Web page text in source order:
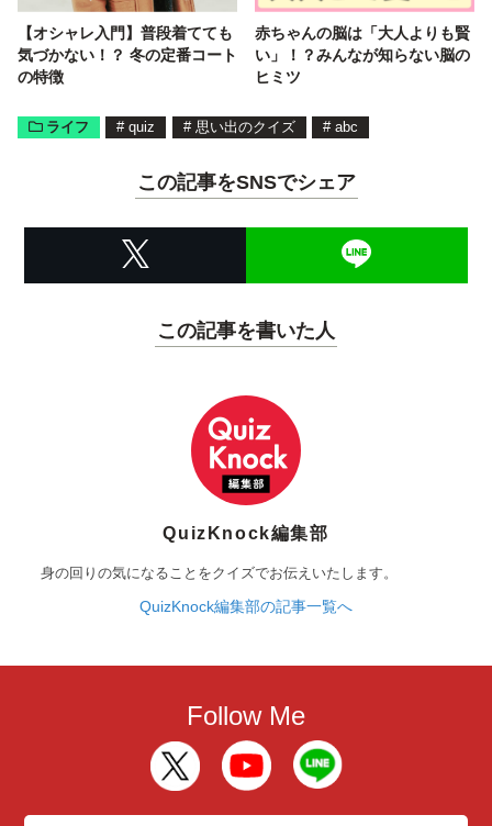
【オシャレ入門】普段着てても
気づかない！？ 冬の定番コート
の特徴
赤ちゃんの脳は「大人よりも賢
い」！？みんなが知らない脳の
ヒミツ
ライフ # quiz # 思い出のクイズ # abc
この記事をSNSでシェア
この記事を書いた人
QuizKnock編集部
身の回りの気になることをクイズでお伝えいたします。
QuizKnock編集部の記事一覧へ
Follow Me